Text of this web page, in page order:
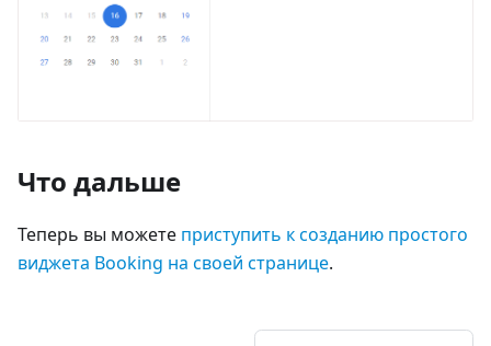
Что дальше
Теперь вы можете приступить к созданию простого
виджета Booking на своей странице.